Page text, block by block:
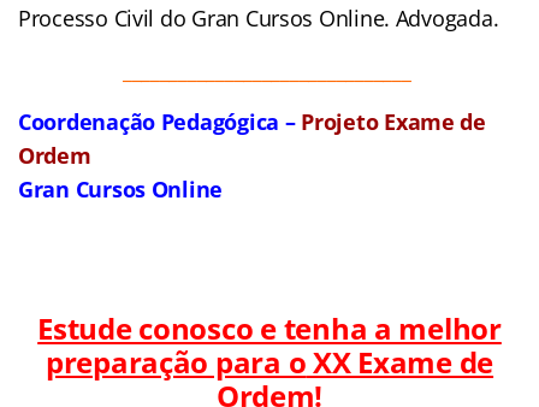
Processo Civil do Gran Cursos Online. Advogada.
Coordenação Pedagógica – Projeto Exame de
Ordem
Gran Cursos Online
Estude conosco e tenha a melhor
preparação para oXX Exame de
Ordem!